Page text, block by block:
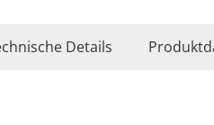
Details